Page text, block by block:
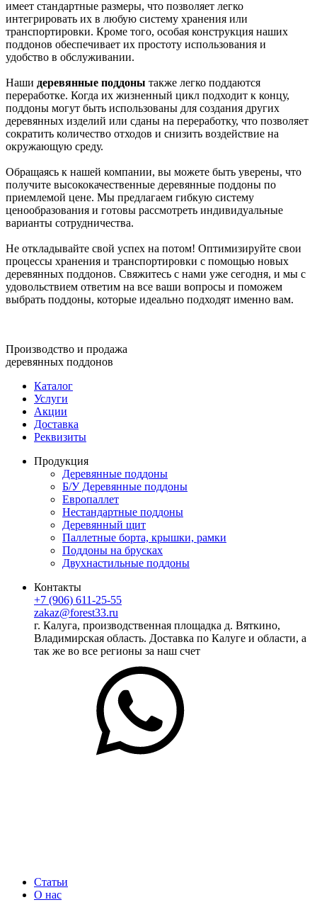
имеет стандартные размеры, что позволяет легко
интегрировать их в любую систему хранения или
транспортировки. Кроме того, особая конструкция наших
поддонов обеспечивает их простоту использования и
удобство в обслуживании.
Наши деревянные поддоны также легко поддаются
переработке. Когда их жизненный цикл подходит к концу,
поддоны могут быть использованы для создания других
деревянных изделий или сданы на переработку, что позволяет
сократить количество отходов и снизить воздействие на
окружающую среду.
Обращаясь к нашей компании, вы можете быть уверены, что
получите высококачественные деревянные поддоны по
приемлемой цене. Мы предлагаем гибкую систему
ценообразования и готовы рассмотреть индивидуальные
варианты сотрудничества.
Не откладывайте свой успех на потом! Оптимизируйте свои
процессы хранения и транспортировки с помощью новых
деревянных поддонов. Свяжитесь с нами уже сегодня, и мы с
удовольствием ответим на все ваши вопросы и поможем
выбрать поддоны, которые идеально подходят именно вам.
Производство и продажа
деревянных поддонов
Каталог
Услуги
Акции
Доставка
Реквизиты
Продукция
Деревянные поддоны
Б/У Деревянные поддоны
Европаллет
Нестандартные поддоны
Деревянный щит
Паллетные борта, крышки, рамки
Поддоны на брусках
Двухнастильные поддоны
Контакты
+7 (906) 611-25-55
zakaz@forest33.ru
г. Калуга, производственная площадка д. Вяткино,
Владимирская область. Доставка по Калуге и области, а
так же во все регионы за наш счет
Статьи
О нас